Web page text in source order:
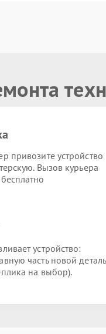
привозите устройство
Вызов курьера
устройство:
часть новой
на выбор).